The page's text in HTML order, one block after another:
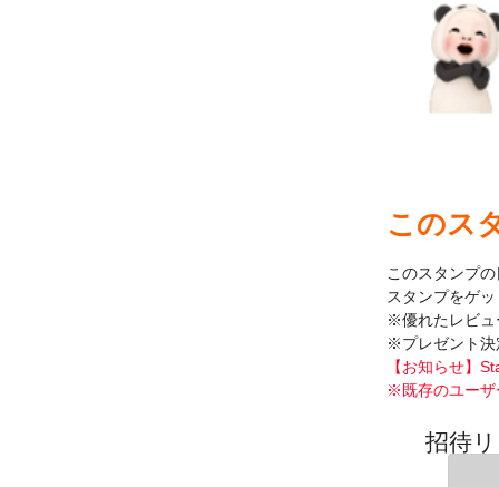
このス
このスタンプ
スタンプをゲ
※優れたレビュ
※プレゼント決
【お知らせ】
※既存のユーザ
招待